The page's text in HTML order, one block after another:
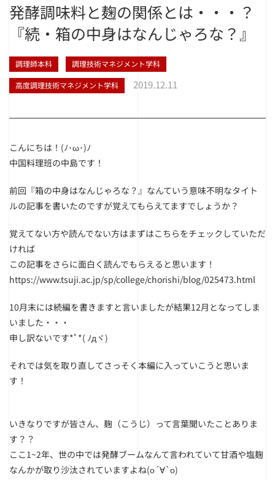
発酵調味料と麹の関係とは・・・？
『続・箱の中身はなんじゃろな？』
調理師本科 調理技術マネジメント学科
高度調理技術マネジメント学科 2019.12.11
こんにちは！(ﾉ･ω･)ﾉ
中国料理班の中島です！
前回『箱の中身はなんじゃろな？』なんていう意味不明なタイト
ルの記事を書いたのですが覚えてもらえてますでしょうか？
覚えてない方や読んでない方はまずはこちらをチェックしていただ
ければ
この記事をさらに面白く読んでもらえると思います！
https://www.tsuji.ac.jp/sp/college/chorishi/blog/025473.html
10月末には続編を書きますと言いましたが結果12月となってしま
いました・・・
申し訳ないです*ﾟ*( ﾉдヾ)
それでは気を取り直してさっそく本編に入っていこうと思いま
す！
いきなりですが皆さん、麹（こうじ）って言葉聞いたことありま
す？？
ここ1~2年、世の中では発酵ブームなんて言われていて甘酒や塩麹
なんかが取り沙汰されていますよね(о´∀`о)